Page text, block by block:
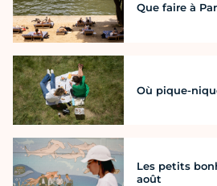
Que faire à
Où pique-
Les petits
août